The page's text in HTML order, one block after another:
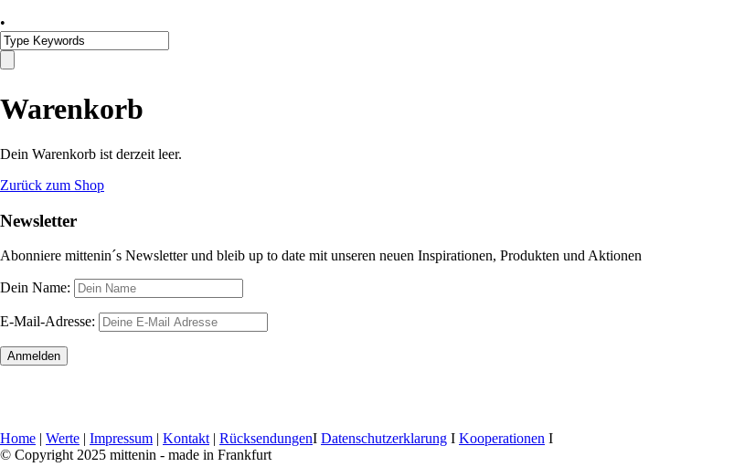
•
Warenkorb
Dein Warenkorb ist derzeit leer.
Zurück zum Shop
Newsletter
Abonniere mittenin´s Newsletter und bleib up to date mit unseren neuen Inspirationen, Produkten und Aktionen
Dein Name:
E-Mail-Adresse:
Home | Werte | Impressum | Kontakt | RücksendungenI Datenschutzerklarung I Kooperationen I
© Copyright 2025 mittenin - made in Frankfurt